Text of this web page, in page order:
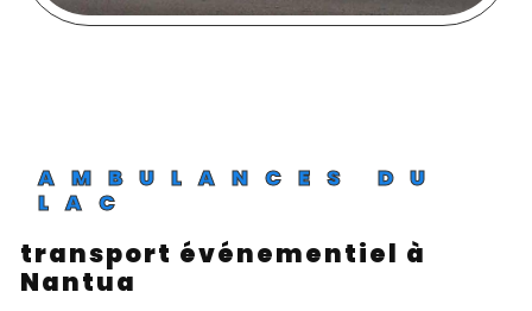
AMBULANCES DU
LAC
transport événementiel à
Nantua